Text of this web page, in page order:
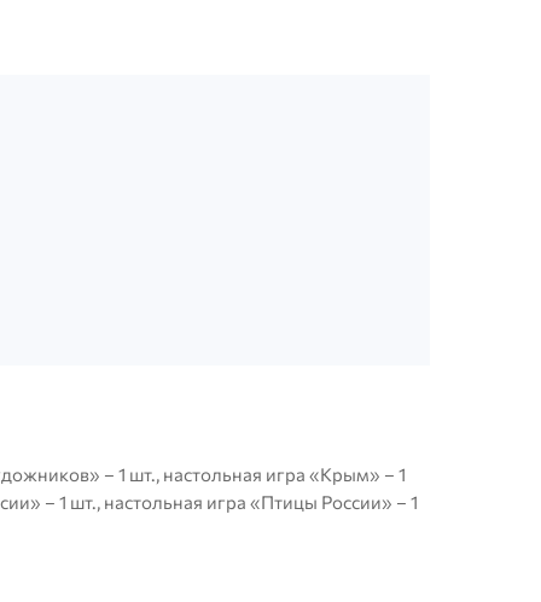
– 1 шт., настольная игра «Крым» – 1
– 1 шт., настольная игра «Птицы России» – 1